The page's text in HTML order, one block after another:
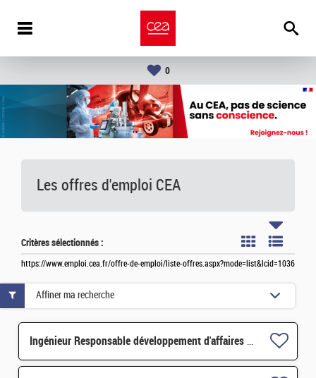
0
Les offres d'emploi CEA
Critères sélectionnés :
https://www.emploi.cea.fr/offre-de-emploi/liste-offres.aspx?mode=list&lcid=1036
Ingénieur Responsable développement d'affaires H/F
Affiner ma recherche